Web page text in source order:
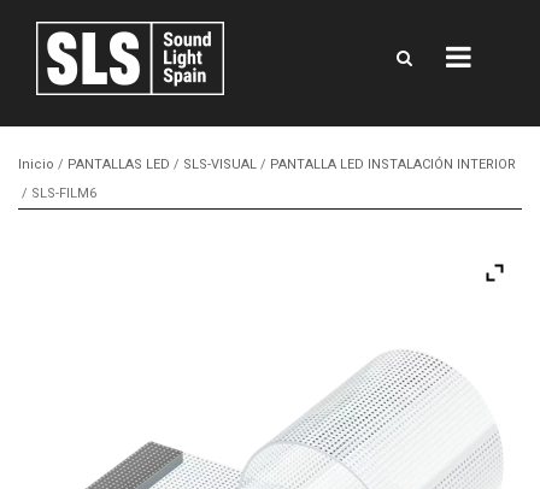
Inicio / PANTALLAS LED / SLS-VISUAL / PANTALLA LED INSTALACIÓN INTERIOR
/ SLS-FILM6